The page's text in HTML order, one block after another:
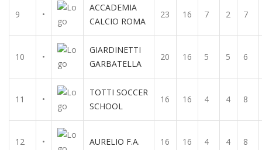
9 •
ACCADEMIA
CALCIO ROMA
23 16 7 2 7
10 •
GIARDINETTI
GARBATELLA
20 16 5 5 6
11 •
TOTTI SOCCER
SCHOOL
16 16 4 4 8
12 • AURELIO F.A. 16 16 4 4 8